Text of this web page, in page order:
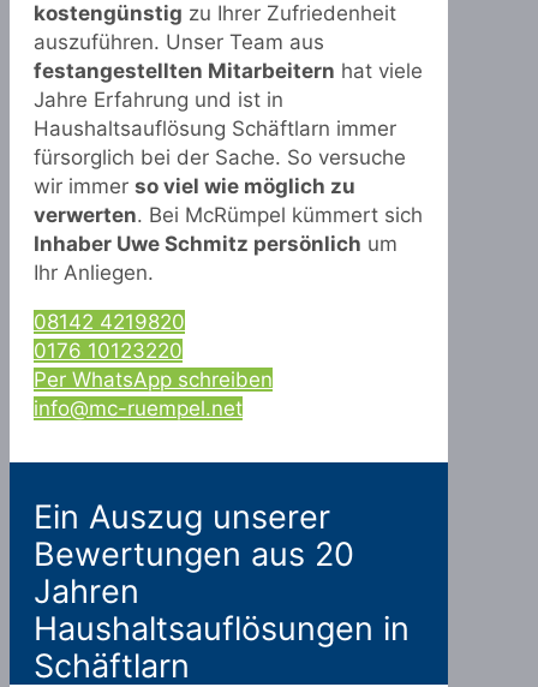
kostengünstig zu Ihrer Zufriedenheit
auszuführen. Unser Team aus
festangestellten Mitarbeitern hat viele
Jahre Erfahrung und ist in
Haushaltsauflösung Schäftlarn immer
fürsorglich bei der Sache. So versuche
wir immer so viel wie möglich zu
verwerten. Bei McRümpel kümmert sich
Inhaber Uwe Schmitz persönlich um
Ihr Anliegen.
08142 4219820
0176 10123220
Per WhatsApp schreiben
info@mc-ruempel.net
Ein Auszug unserer
Bewertungen aus 20
Jahren
Haushaltsauflösungen in
Schäftlarn